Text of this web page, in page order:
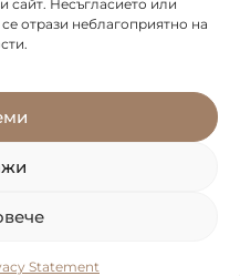
сайт. Несъгласието или
отрази неблагоприятно на
Statement